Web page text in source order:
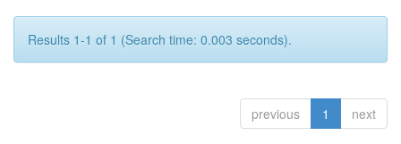
Results 1-1 of 1 (Search time: 0.003 seconds).
previous 1 next